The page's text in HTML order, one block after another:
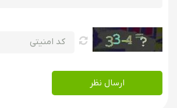
ارسال نظر